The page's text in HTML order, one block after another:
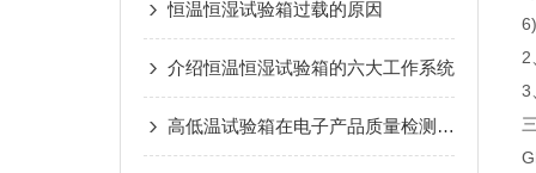
恒温恒湿试验箱过载的原因
介绍恒温恒湿试验箱的六大工作系统
高低温试验箱在电子产品质量检测中的重要作用
2
3